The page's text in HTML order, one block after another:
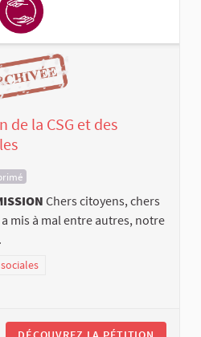
de la CSG et des
Chers citoyens, chers
mis à mal entre autres, notre